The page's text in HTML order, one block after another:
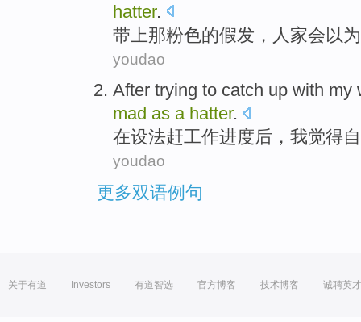
hatter.
带上那粉色的假发 ，人家会以为
youdao
After trying to catch up with my
mad as a hatter.
在设法赶工作进度后， 我觉得
youdao
更多双语例句
关于有道 Investors 有道智选 官方博客 技术博客 诚聘英才